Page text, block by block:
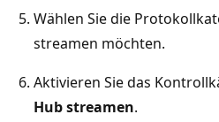
Wählen Sie die
streamen möchten.
Aktivieren Sie das
Hub streamen.